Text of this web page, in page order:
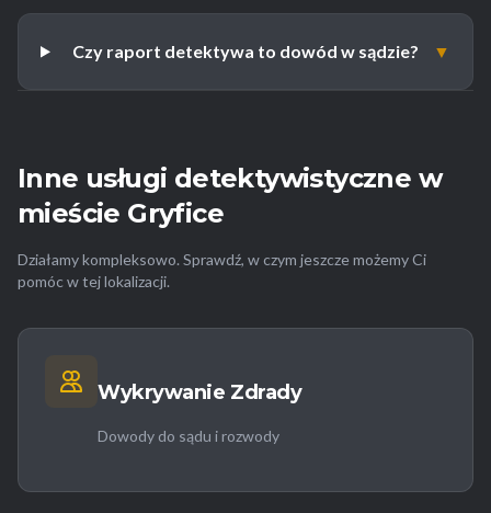
Czy raport detektywa to dowód w sądzie? ▼
Inne usługi detektywistyczne w
mieście Gryfice
Działamy kompleksowo. Sprawdź, w czym jeszcze możemy Ci
pomóc w tej lokalizacji.
Wykrywanie Zdrady
Dowody do sądu i rozwody